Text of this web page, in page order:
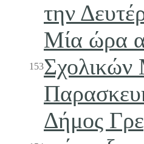
την
153
Μία ώρα
Σχολικών
Δήμος